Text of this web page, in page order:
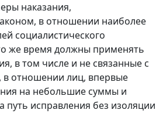
наказания,
в отношении наиболее
социалистического
же время должны применять
в том числе и не связанные с
отношении лиц, впервые
на небольшие суммы и
путь исправления без изоляции